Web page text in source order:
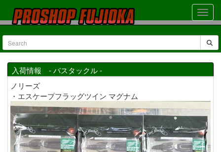
入荷情報 - バスタックル -
ノリーズ
・エスケープフラッグツイン マグナム